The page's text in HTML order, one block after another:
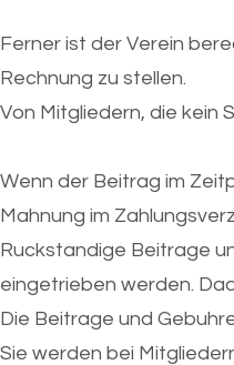
Ferner ist der Verein
Rechnung zu stellen.
Von Mitgliedern, die kein
Wenn der Beitrag im
Mahnung im
Ruckstandige Beitrage
eingetrieben werden.
Die Beitrage und
Sie werden bei